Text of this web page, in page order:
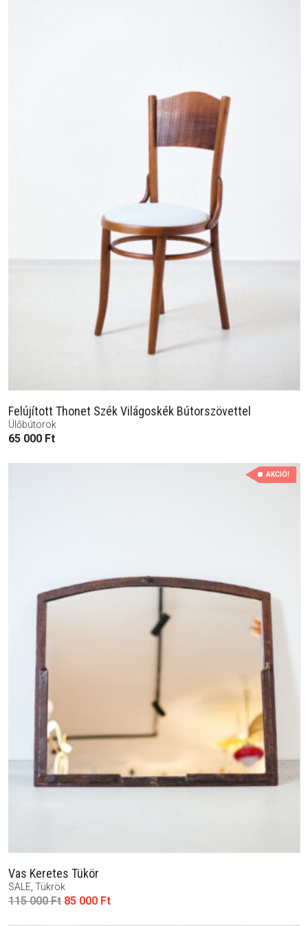
Felújított Thonet Szék Világoskék Bútorszövettel
Ülőbútorok
65 000 Ft
AKCIÓ!
Vas Keretes Tükör
SALE Tükrök
115 000Ft Original
85 000 FtCurrent